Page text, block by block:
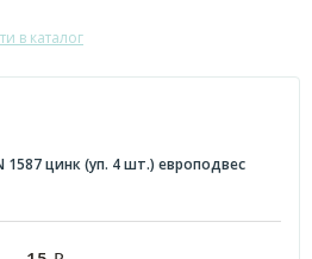
в каталог
1587 цинк (уп. 4 шт.) европодвес